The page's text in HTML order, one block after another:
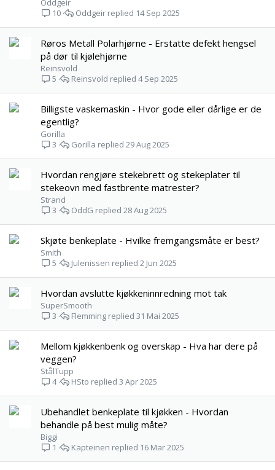
Oddgeir
10
14 Sep 2025
Oddgeir
Røros Metall Polarhjørne - Erstatte defekt hengsel
på dør til kjølehjørne
Reinsvold
5
4 Sep 2025
Reinsvold
Billigste vaskemaskin - Hvor gode eller dårlige er de
egentlig?
Gorilla
3
29 Aug 2025
Gorilla
Hvordan rengjøre stekebrett og stekeplater til
stekeovn med fastbrente matrester?
Strand
3
28 Aug 2025
OddG
Skjøte benkeplate - Hvilke fremgangsmåte er best?
Smith
5
2 Jun 2025
Julenissen
Hvordan avslutte kjøkkeninnredning mot tak
SuperSmooth
3
31 Mai 2025
Flemming
Mellom kjøkkenbenk og overskap - Hva har dere på
veggen?
StålTupp
4
3 Apr 2025
HSto
Ubehandlet benkeplate til kjøkken - Hvordan
behandle på best mulig måte?
Biggi
1
16 Mar 2025
Kapteinen